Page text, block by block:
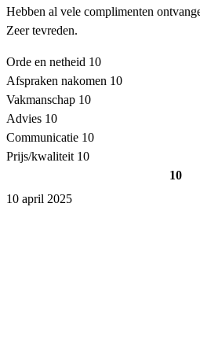
Hebben al vele complimenten
Zeer tevreden.
Orde en netheid 10
Afspraken nakomen 10
Vakmanschap 10
Advies 10
Communicatie 10
Prijs/kwaliteit 10
10
10 april 2025